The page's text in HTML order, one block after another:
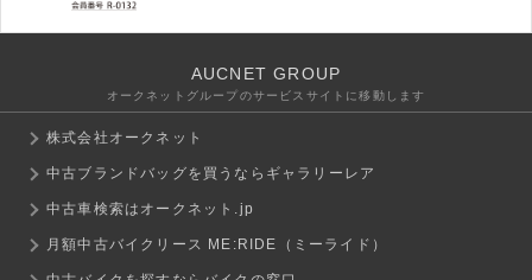
AUCNET GROUP
オークネットグループのサービスサイトに移動します
株式会社オークネット
中古ブランドバッグを買うならギャラリーレア
中古車検索はオークネット.jp
月額中古バイクリース ME:RIDE（ミーライド）